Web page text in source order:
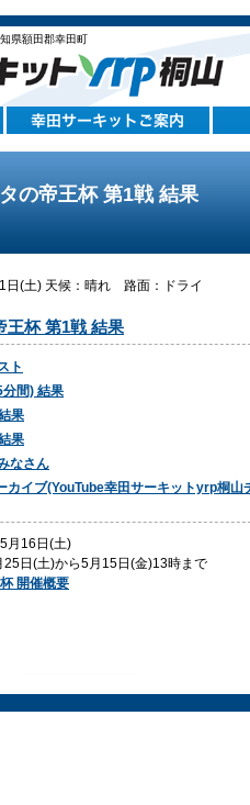
県額田郡幸田町
の帝王杯 第1戦 結果
日(土) 天候：晴れ 路面：ドライ
王杯 第1戦 結果
ト
間) 結果
果
果
なさん
カイブ(YouTube幸田サーキットyrp桐山
月16日(土)
日(土)から5月15日(金)13時まで
開催概要